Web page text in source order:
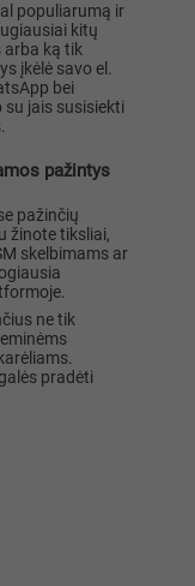
populiarumą ir
kitų
arba ką tik
įkėlė savo el.
bei
su jais susisiekti
pažintys
pažinčių
žinote tiksliai,
skelbimams ar
ne tik
pradėti